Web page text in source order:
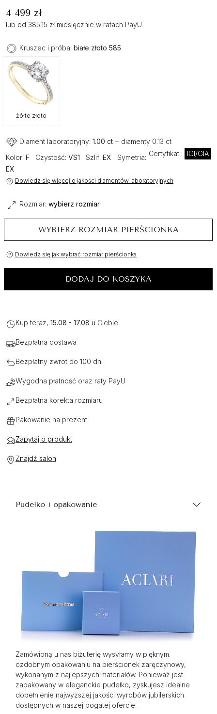
4 499 zł
lub od 385.15 zł miesięcznie w ratach PayU
Kruszec i próba: białe złoto 585
żółte złoto
Diament laboratoryjny: 1.00 ct + diamenty 0.13 ct
Certyfikat :
IGI/GIA
Kolor: F Czystość: VS1 Szlif: EX
Symetria:
EX
Dowiedz się więcej o jakości diamentów laboratoryjnych
Rozmiar: wybierz rozmiar
WYBIERZ ROZMIAR PIERŚCIONKA
Dowiedz się jak wybrać rozmiar pierścionka
DODAJ DO KOSZYKA
Kup teraz, 15.08 - 17.08 u Ciebie
Bezpłatna dostawa
Bezpłatny zwrot do 100 dni
Wygodna płatność oraz raty PayU
Bezpłatna korekta rozmiaru
Pakowanie na prezent
Zapytaj o produkt
Znajdź salon
Pudełko i opakowanie
Zamówioną u nas biżuterię wysyłamy w pięknym.
ozdobnym opakowaniu na pierścionek zaręczynowy,
wykonanym z najlepszych materiałów. Ponieważ jest
zapakowany w eleganckie pudełko, zyskujesz idealne
dopełnienie najwyższej jakości wyrobów jubilerskich
dostępnych w naszej bogatej ofercie.